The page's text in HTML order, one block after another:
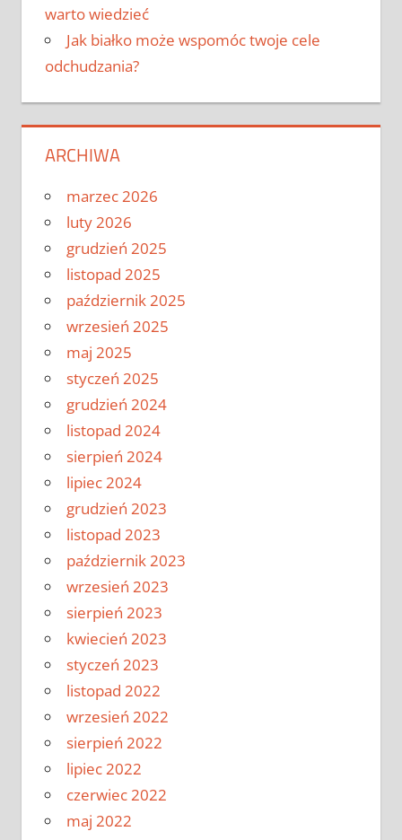
warto wiedzieć
Jak białko może wspomóc twoje cele
odchudzania?
ARCHIWA
marzec 2026
luty 2026
grudzień 2025
listopad 2025
październik 2025
wrzesień 2025
maj 2025
styczeń 2025
grudzień 2024
listopad 2024
sierpień 2024
lipiec 2024
grudzień 2023
listopad 2023
październik 2023
wrzesień 2023
sierpień 2023
kwiecień 2023
styczeń 2023
listopad 2022
wrzesień 2022
sierpień 2022
lipiec 2022
czerwiec 2022
maj 2022